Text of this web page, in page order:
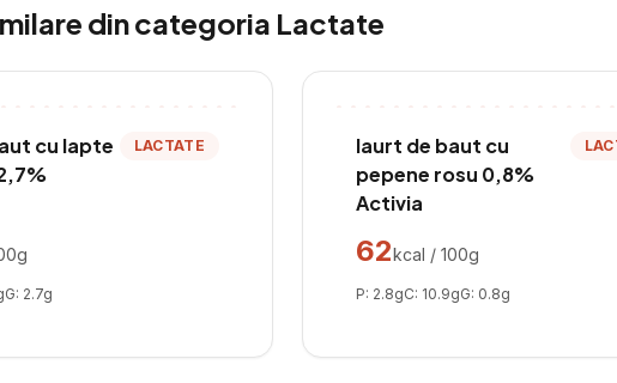
din categoria Lactate
cu lapte
LACTATE
G: 2.7g
Iaurt de baut cu
pepene rosu 0,8%
Activia
62kcal / 100g
P: 2.8gC: 10.9gG: 0.8g